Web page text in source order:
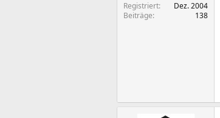
Registriert
Dez. 2004
Beiträge
138